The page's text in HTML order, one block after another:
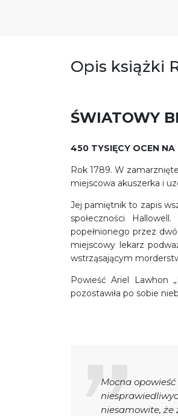
Opis książki
ŚWIATOWY
450 TYSIĘCY OCEN NA
Rok 1789. W
miejscowa akuszerka i
Jej pamiętnik to zapis
społeczności
popełnionego przez
miejscowy lekarz
wstrząsającym
Powieść Ariel Lawhon
pozostawiła po sobie
Mocna
niesamowite, że